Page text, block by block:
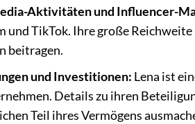
Aktivitäten und Influencer-
und TikTok. Ihre große
beitragen.
und Investitionen: Lena ist
Details zu ihren
Teil ihres Vermögens